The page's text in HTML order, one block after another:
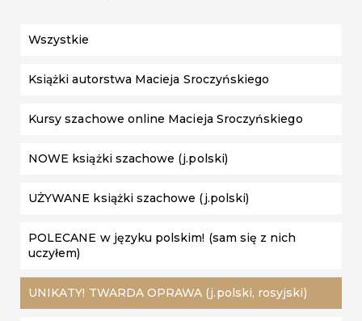
Wszystkie
Książki autorstwa Macieja Sroczyńskiego
Kursy szachowe online Macieja Sroczyńskiego
NOWE książki szachowe (j.polski)
UŻYWANE książki szachowe (j.polski)
POLECANE w języku polskim! (sam się z nich
uczyłem)
UNIKATY! TWARDA OPRAWA (j.polski, rosyjski)